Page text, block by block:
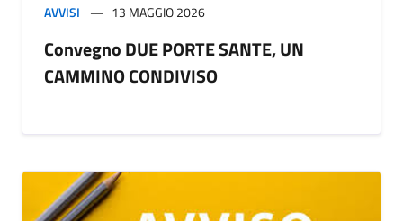
AVVISI 13 MAGGIO 2026
Convegno DUE PORTE SANTE, UN
CAMMINO CONDIVISO